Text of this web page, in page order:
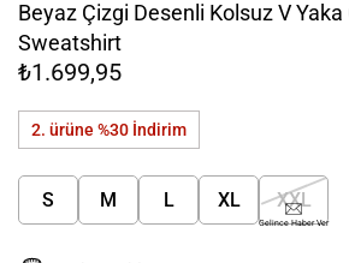
Beyaz Çizgi Desenli Kolsuz V Yaka
Sweatshirt
₺1.699,95
2. ürüne %30 İndirim
S M L XL XXL
Gelince Haber Ver